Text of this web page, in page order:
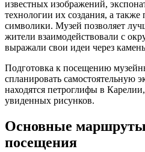
известных изображений,
технологии их создания, а
символики. Музей позволяет
жители взаимодействовали с
выражали свои идеи через
Подготовка к посещению
спланировать самостоятельную
находятся петроглифы в
увиденных рисунков.
Основные
посещения